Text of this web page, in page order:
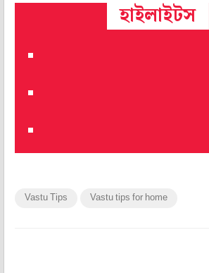
হাইলাইটস
Vastu Tips Vastu tips for home